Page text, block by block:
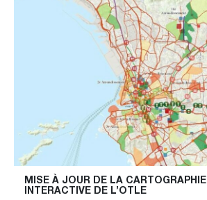
MISE À JOUR DE LA CARTOGRAPHIE
INTERACTIVE DE L’OTLE